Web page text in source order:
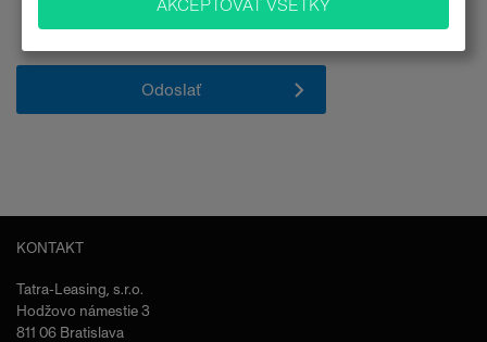
KONTAKT
Tatra-Leasing, s.r.o.
Hodžovo námestie 3
811 06 Bratislava